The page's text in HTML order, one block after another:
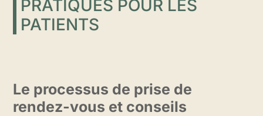
PRATIQUES POUR LES
PATIENTS
Le processus de prise de
rendez-vous et conseils